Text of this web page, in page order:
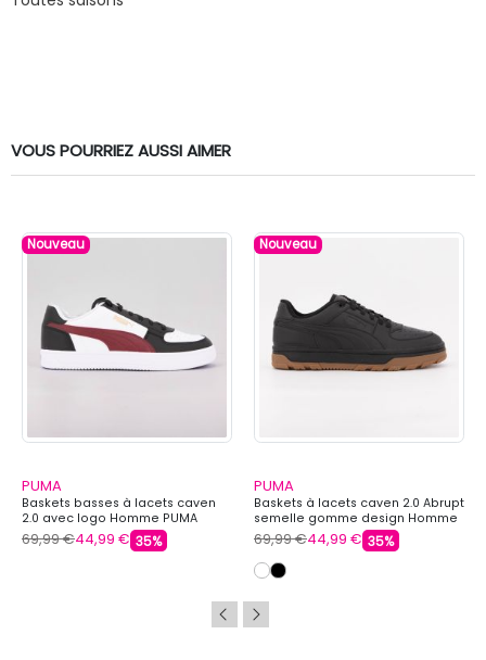
VOUS POURRIEZ AUSSI AIMER
Nouveau
PUMA
Baskets basses à lacets caven
2.0 avec logo Homme PUMA
69,99 €44,99 € 35%
Nouveau
PUMA
Baskets à lacets caven 2.0 Abrupt
semelle gomme design Homme
PUMA
69,99 €44,99 € 35%